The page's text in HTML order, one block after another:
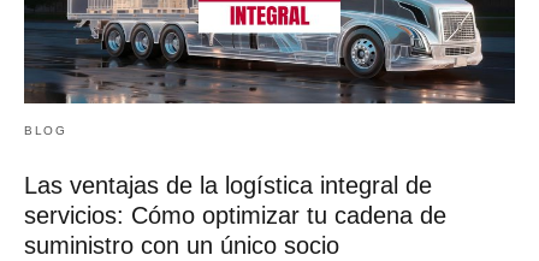
BLOG
Las ventajas de la logística integral de
servicios: Cómo optimizar tu cadena de
suministro con un único socio